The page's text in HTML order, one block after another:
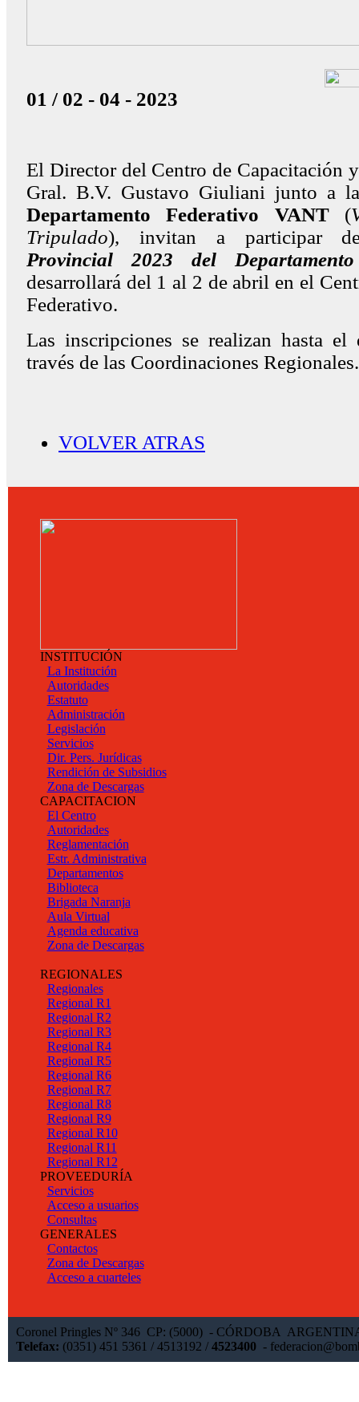
01 / 02 - 04 - 2023
El Director del Centro de Capacitación
Gral. B.V. Gustavo Giuliani junto a
Departamento Federativo VANT(
Tripulado), invitan a participar
Provincial 2023 del
desarrollará del 1 al 2 de abril en el
Federativo.
Las inscripciones se realizan hasta
través de las Coordinaciones Regionales.
VOLVER ATRAS
INSTITUCIÓN
La Institución
Autoridades
Estatuto
Administración
Legislación
Servicios
Dir. Pers. Jurídicas
Rendición de Subsidios
Zona de Descargas
CAPACITACION
El Centro
Autoridades
Reglamentación
Estr. Administrativa
Departamentos
Biblioteca
Brigada Naranja
Aula Virtual
Agenda educativa
Zona de Descargas
REGIONALES
Regionales
Regional R1
Regional R2
Regional R3
Regional R4
Regional R5
Regional R6
Regional R7
Regional R8
Regional R9
Regional R10
Regional R11
Regional R12
PROVEEDURÍA
Servicios
Acceso a usuarios
Consultas
GENERALES
Contactos
Zona de Descargas
Acceso a cuarteles
Coronel Pringles Nº 346 CP: (5000) - CÓRDOBA
Telefax: (0351) 451 5361 / 4513192 / 4523400-